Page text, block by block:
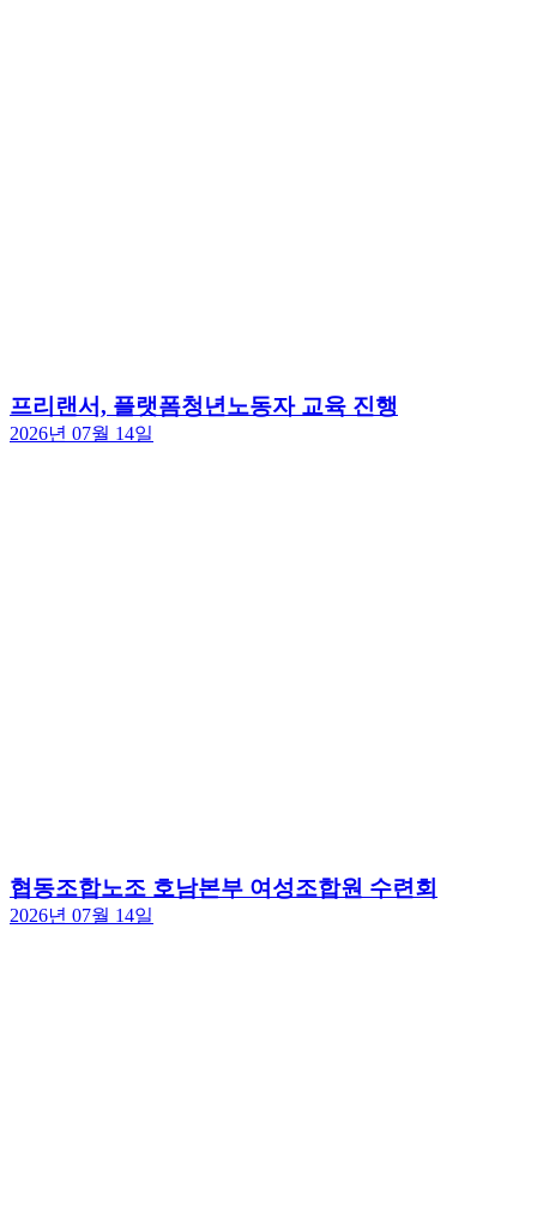
프리랜서, 플랫폼청년노동자 교육 진행
2026년 07월 14일
협동조합노조 호남본부 여성조합원 수련회
2026년 07월 14일